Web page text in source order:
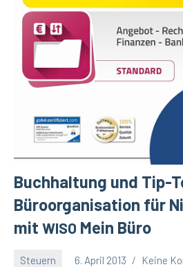
Buchhaltung und Tip-
Büroorganisation für
mit WISO Mein Büro
Steuern 6. April 2013 Keine